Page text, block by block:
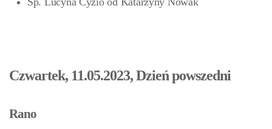
Czwartek, 11.05.2023, Dzień powszedni
Rano